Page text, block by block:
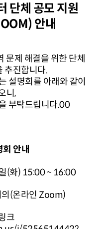
단체 공모 지원
안내
문제 해결을 위한 단체
추진합니다.
설명회를 아래와 같이
니,
부탁드립니다.00
안내
(화) 15:00 ~ 16:00
의(온라인 Zoom)
크